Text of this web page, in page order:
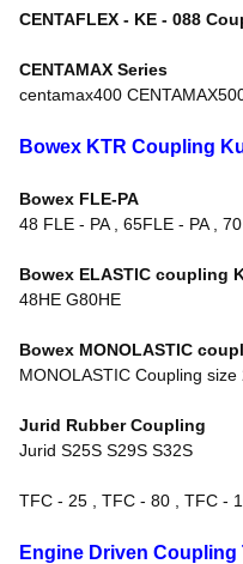
CENTAFLEX - KE - 088
CENTAMAX Series
centamax400
Bowex KTR Coupling
Bowex FLE-PA
48 FLE - PA , 65FLE - PA ,
Bowex ELASTIC coupling
48HE G80HE
Bowex MONOLASTIC
MONOLASTIC Coupling size
Jurid Rubber Coupling
Jurid S25S S29S S32S
TFC - 25 , TFC - 80 , TFC -
Engine Driven Coupling